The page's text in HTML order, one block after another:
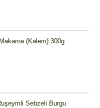
(Kalem) 300g
Sebzeli Burgu